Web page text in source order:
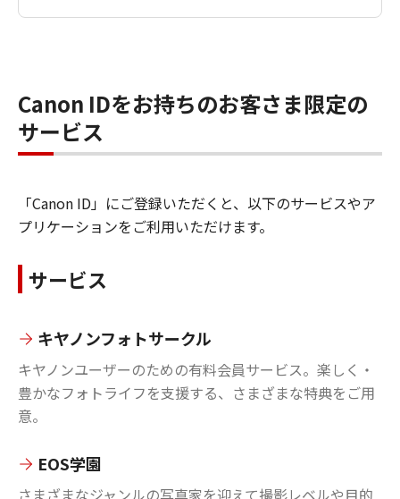
Canon IDをお持ちのお客さま限定の
サービス
「Canon ID」にご登録いただくと、以下のサービスやア
プリケーションをご利用いただけます。
サービス
キヤノンフォトサークル
キヤノンユーザーのための有料会員サービス。楽しく・
豊かなフォトライフを支援する、さまざまな特典をご用
意。
EOS学園
さまざまなジャンルの写真家を迎えて撮影レベルや目的